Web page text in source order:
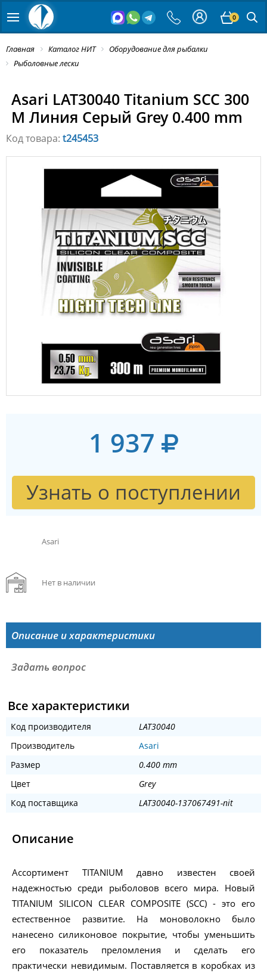
0
Главная Каталог НИТ
Оборудование для рыбалки
Рыболовные лески
Asari LAT30040 Titanium SCC 300
M Линия Серый Grey 0.400 mm
Код товара: t245453
1 937
Узнать о поступлении
Asari
Нет в наличии
Описание и характеристики
Задать вопрос
Все характеристики
Код производителя
LAT30040
Производитель
Asari
Размер
0.400 mm
Цвет
Grey
Код поставщика
LAT30040-137067491-nit
Описание
Ассортимент TITANIUM давно известен своей
надежностью среди рыболовов всего мира. Новый
TITANIUM SILICON CLEAR COMPOSITE (SCC) - это его
естественное развитие. На моноволокно было
нанесено силиконовое покрытие, чтобы уменьшить
его показатель преломления и сделать его
практически невидимым. Поставляется в коробках из